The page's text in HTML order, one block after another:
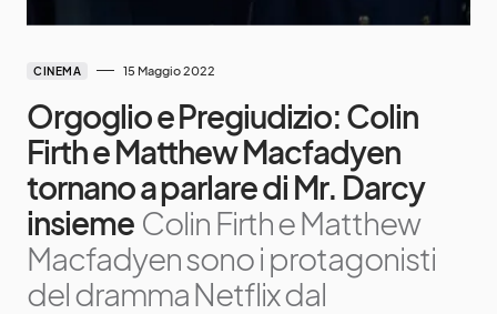
CINEMA 15 Maggio 2022
Orgoglio e Pregiudizio: Colin
Firth e Matthew Macfadyen
tornano a parlare di Mr. Darcy
insieme Colin Firth e Matthew
Macfadyen sono i protagonisti
del dramma Netflix dal